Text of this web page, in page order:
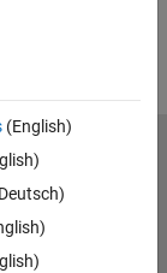
(English)